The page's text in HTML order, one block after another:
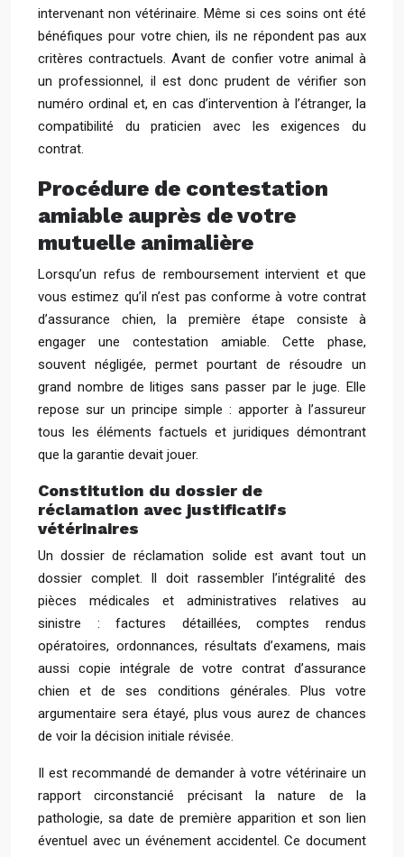
intervenant non vétérinaire. Même si ces soins ont été
bénéfiques pour votre chien, ils ne répondent pas aux
critères contractuels. Avant de confier votre animal à
un professionnel, il est donc prudent de vérifier son
numéro ordinal et, en cas d’intervention à l’étranger, la
compatibilité du praticien avec les exigences du
contrat.
Procédure de contestation
amiable auprès de votre
mutuelle animalière
Lorsqu’un refus de remboursement intervient et que
vous estimez qu’il n’est pas conforme à votre contrat
d’assurance chien, la première étape consiste à
engager une contestation amiable. Cette phase,
souvent négligée, permet pourtant de résoudre un
grand nombre de litiges sans passer par le juge. Elle
repose sur un principe simple : apporter à l’assureur
tous les éléments factuels et juridiques démontrant
que la garantie devait jouer.
Constitution du dossier de
réclamation avec justificatifs
vétérinaires
Un dossier de réclamation solide est avant tout un
dossier complet. Il doit rassembler l’intégralité des
pièces médicales et administratives relatives au
sinistre : factures détaillées, comptes rendus
opératoires, ordonnances, résultats d’examens, mais
aussi copie intégrale de votre contrat d’assurance
chien et de ses conditions générales. Plus votre
argumentaire sera étayé, plus vous aurez de chances
de voir la décision initiale révisée.
Il est recommandé de demander à votre vétérinaire un
rapport circonstancié précisant la nature de la
pathologie, sa date de première apparition et son lien
éventuel avec un événement accidentel. Ce document